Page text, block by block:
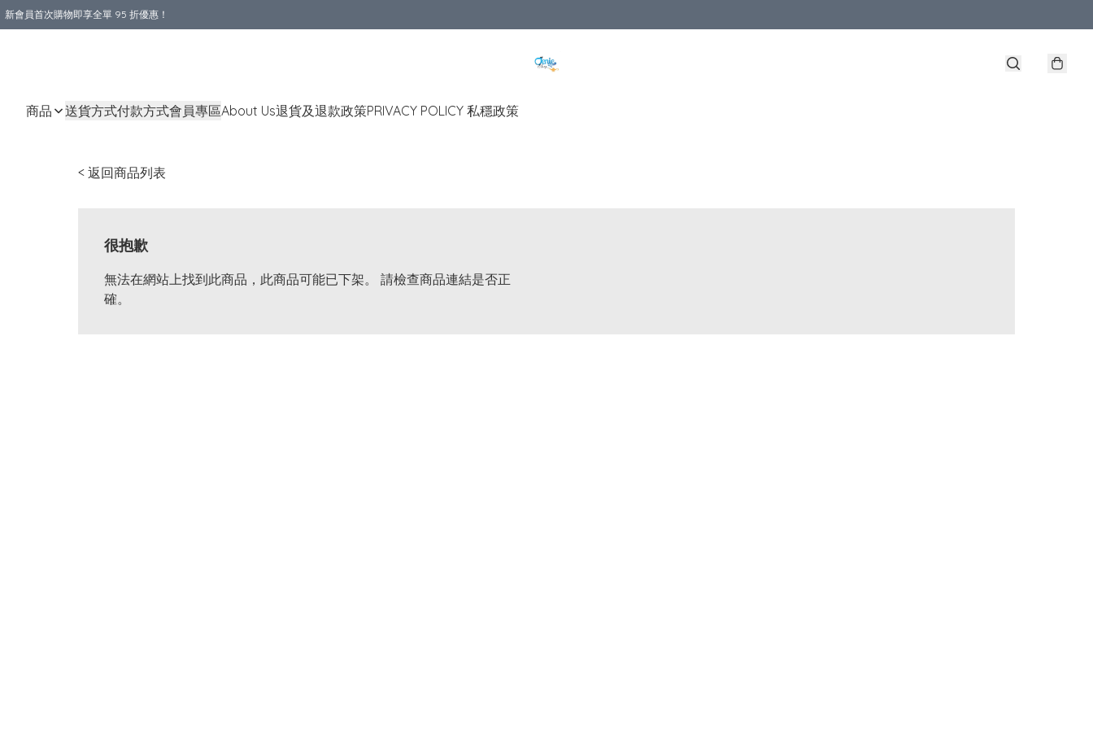
新會員首次購物即享全單 95 折優惠！
商品 送貨方式付款方式會員專區About Us退貨及退款政策PRIVACY POLICY 私穩政策
< 返回商品列表
很抱歉
無法在網站上找到此商品，此商品可能已下架。 請檢查商品連結是否正
確。